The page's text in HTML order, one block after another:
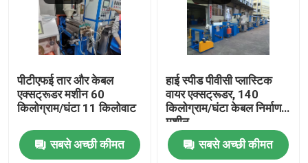
हमारे बारे में
कारखाने का दौरा
गुणवत्ता नियंत्रण
पीटीएफई तार और केबल
एक्सट्रूडर मशीन 60
किलोग्राम/घंटा 11 किलोवाट
सबसे अच्छी कीमत
हाई स्पीड पीवीसी प्लास्टिक
वायर एक्सट्रूडर, 140
किलोग्राम/घंटा केबल निर्माण
मशीन
सबसे अच्छी कीमत